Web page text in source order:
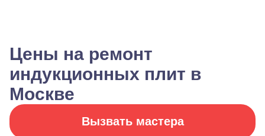
Цены на ремонт
индукционных плит в
Москве
Вызвать мастера